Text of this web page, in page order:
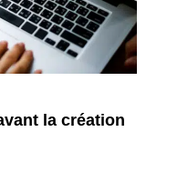
la création